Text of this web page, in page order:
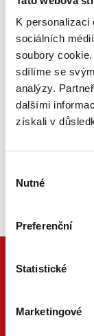
K
sociálních
soubory
sdílíme se
analýzy.
dalšími
získali v
souhlasu
Nutné
Preferenční
Statistické
Marketingové